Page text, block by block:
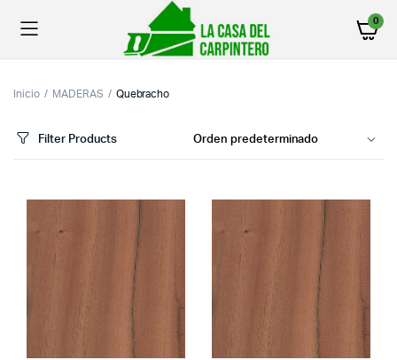
0
Inicio MADERAS Quebracho
Filter Products